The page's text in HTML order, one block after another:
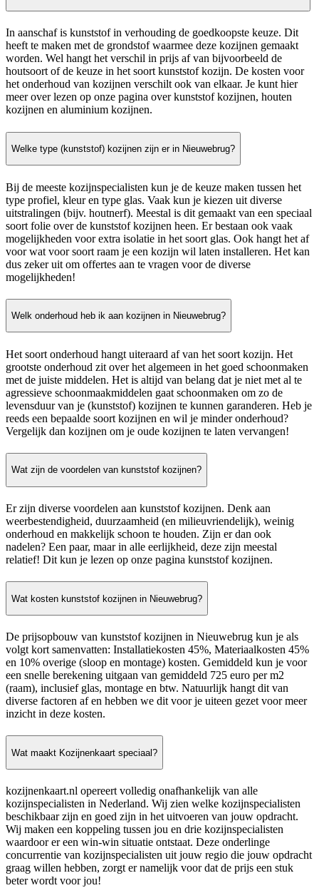
In aanschaf is kunststof in verhouding de goedkoopste keuze. Dit
heeft te maken met de grondstof waarmee deze kozijnen gemaakt
worden. Wel hangt het verschil in prijs af van bijvoorbeeld de
houtsoort of de keuze in het soort kunststof kozijn. De kosten voor
het onderhoud van kozijnen verschilt ook van elkaar. Je kunt hier
meer over lezen op onze pagina over kunststof kozijnen, houten
kozijnen en aluminium kozijnen.
Welke type (kunststof) kozijnen zijn er in Nieuwebrug?
Bij de meeste kozijnspecialisten kun je de keuze maken tussen het
type profiel, kleur en type glas. Vaak kun je kiezen uit diverse
uitstralingen (bijv. houtnerf). Meestal is dit gemaakt van een speciaal
soort folie over de kunststof kozijnen heen. Er bestaan ook vaak
mogelijkheden voor extra isolatie in het soort glas. Ook hangt het af
voor wat voor soort raam je een kozijn wil laten installeren. Het kan
dus zeker uit om offertes aan te vragen voor de diverse
mogelijkheden!
Welk onderhoud heb ik aan kozijnen in Nieuwebrug?
Het soort onderhoud hangt uiteraard af van het soort kozijn. Het
grootste onderhoud zit over het algemeen in het goed schoonmaken
met de juiste middelen. Het is altijd van belang dat je niet met al te
agressieve schoonmaakmiddelen gaat schoonmaken om zo de
levensduur van je (kunststof) kozijnen te kunnen garanderen. Heb je
reeds een bepaalde soort kozijnen en wil je minder onderhoud?
Vergelijk dan kozijnen om je oude kozijnen te laten vervangen!
Wat zijn de voordelen van kunststof kozijnen?
Er zijn diverse voordelen aan kunststof kozijnen. Denk aan
weerbestendigheid, duurzaamheid (en milieuvriendelijk), weinig
onderhoud en makkelijk schoon te houden. Zijn er dan ook
nadelen? Een paar, maar in alle eerlijkheid, deze zijn meestal
relatief! Dit kun je lezen op onze pagina kunststof kozijnen.
Wat kosten kunststof kozijnen in Nieuwebrug?
De prijsopbouw van kunststof kozijnen in Nieuwebrug kun je als
volgt kort samenvatten: Installatiekosten 45%, Materiaalkosten 45%
en 10% overige (sloop en montage) kosten. Gemiddeld kun je voor
een snelle berekening uitgaan van gemiddeld 725 euro per m2
(raam), inclusief glas, montage en btw. Natuurlijk hangt dit van
diverse factoren af en hebben we dit voor je uiteen gezet voor meer
inzicht in deze kosten.
Wat maakt Kozijnenkaart speciaal?
kozijnenkaart.nl opereert volledig onafhankelijk van alle
kozijnspecialisten in Nederland. Wij zien welke kozijnspecialisten
beschikbaar zijn en goed zijn in het uitvoeren van jouw opdracht.
Wij maken een koppeling tussen jou en drie kozijnspecialisten
waardoor er een win-win situatie ontstaat. Deze onderlinge
concurrentie van kozijnspecialisten uit jouw regio die jouw opdracht
graag willen hebben, zorgt er namelijk voor dat de prijs een stuk
beter wordt voor jou!